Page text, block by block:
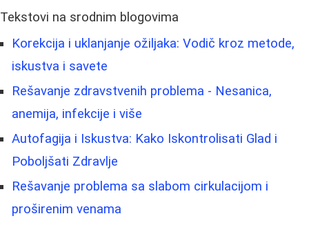
Tekstovi na srodnim blogovima
Korekcija i uklanjanje ožiljaka: Vodič kroz metode,
iskustva i savete
Rešavanje zdravstvenih problema - Nesanica,
anemija, infekcije i više
Autofagija i Iskustva: Kako Iskontrolisati Glad i
Poboljšati Zdravlje
Rešavanje problema sa slabom cirkulacijom i
proširenim venama